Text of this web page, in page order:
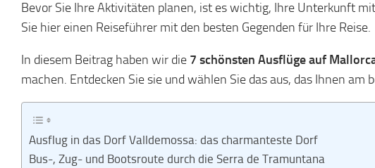
Bevor Sie Ihre Aktivitäten planen, ist es wichtig, Ihre Unterkunft
Sie hier einen Reiseführer mit den besten Gegenden für Ihre Reise.
In diesem Beitrag haben wir die 7 schönsten Ausflügeauf
machen. Entdecken Sie sie und wählen Sie das aus, das Ihnen am
Ausflug in das Dorf Valldemossa: das charmanteste Dorf
Bus-, Zug- und Bootsroute durch die Serra de Tramuntana